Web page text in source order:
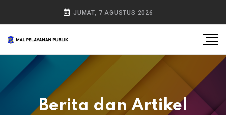
JUMAT, 7 AGUSTUS 2026
Berita dan Artikel